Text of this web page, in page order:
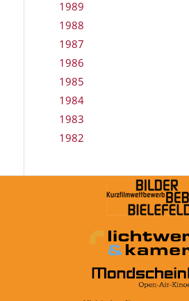
1989
1988
1987
1986
1985
1984
1983
1982